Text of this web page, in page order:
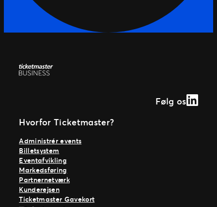
Følg os
Hvorfor Ticketmaster?
Administrér events
Billetsystem
Eventafvikling
Markedsføring
Partnernetværk
Kunderejsen
Ticketmaster Gavekort